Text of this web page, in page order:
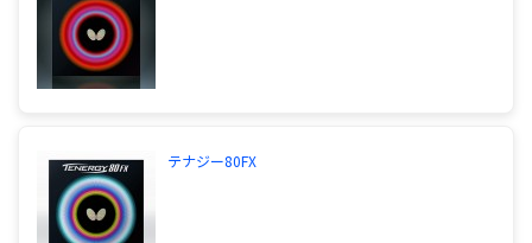
テナジー80FX